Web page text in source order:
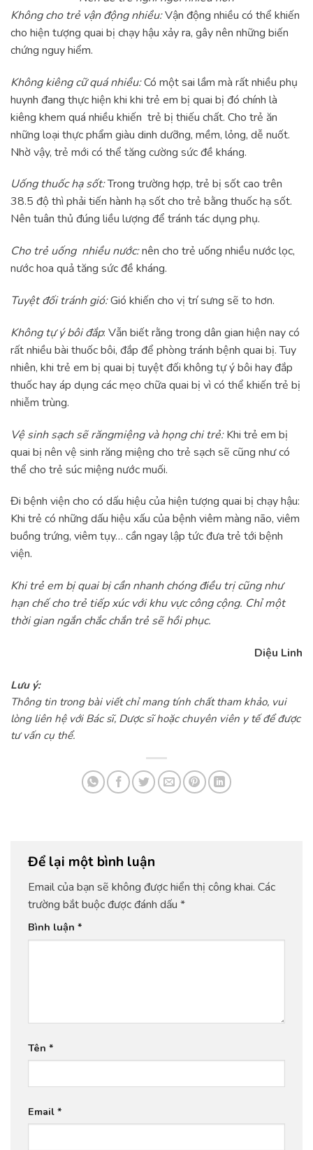
Không cho trẻ vận động nhiều:Vận động nhiều có thể khiến
cho hiện tượng quai bị chạy hậu xảy ra, gây nên những biến
chứng nguy hiểm.
Không kiêng cữ quá nhiều:Có một sai lầm mà rất nhiều phụ
huynh đang thực hiện khi khi trẻ em bị quai bị đó chính là
kiêng khem quá nhiều khiến trẻ bị thiếu chất. Cho trẻ ăn
những loại thực phẩm giàu dinh dưỡng, mềm, lỏng, dễ nuốt.
Nhờ vậy, trẻ mới có thể tăng cường sức đề kháng.
Uống thuốc hạ sốt:Trong trường hợp, trẻ bị sốt cao trên
38.5 độ thì phải tiến hành hạ sốt cho trẻ bằng thuốc hạ sốt.
Nên tuân thủ đúng liều lượng để tránh tác dụng phụ.
Cho trẻ uống nhiều nước:nên cho trẻ uống nhiều nước lọc,
nước hoa quả tăng sức đề kháng.
Tuyệt đối tránh gió:Gió khiến cho vị trí sưng sẽ to hơn.
Không tự ý bôi đắp: Vẫn biết rằng trong dân gian hiện nay có
rất nhiều bài thuốc bôi, đắp để phòng tránh bệnh quai bị. Tuy
nhiên, khi trẻ em bị quai bị tuyệt đối không tự ý bôi hay đắp
thuốc hay áp dụng các mẹo chữa quai bị vì có thể khiến trẻ bị
nhiễm trùng.
Vệ sinh sạch sẽ răngmiệng và họng chi trẻ:Khi trẻ em bị
quai bị nên vệ sinh răng miệng cho trẻ sạch sẽ cũng như có
thể cho trẻ súc miệng nước muối.
Đi bệnh viện cho có dấu hiệu của hiện tượng quai bị chạy hậu:
Khi trẻ có những dấu hiệu xấu của bệnh viêm màng não, viêm
buồng trứng, viêm tụy… cần ngay lập tức đưa trẻ tới bệnh
viện.
Khi trẻ em bị quai bị cần nhanh chóng điều trị cũng như
hạn chế cho trẻ tiếp xúc với khu vực công cộng. Chỉ một
thời gian ngắn chắc chắn trẻ sẽ hồi phục.
Diệu Linh
Lưu ý:
Thông tin trong bài viết chỉ mang tính chất tham khảo, vui
lòng liên hệ với Bác sĩ, Dược sĩ hoặc chuyên viên y tế để được
tư vấn cụ thể.
Để lại một bình luận
Email của bạn sẽ không được hiển thị công khai. Các
trường bắt buộc được đánh dấu *
Bình luận *
Tên *
Email *